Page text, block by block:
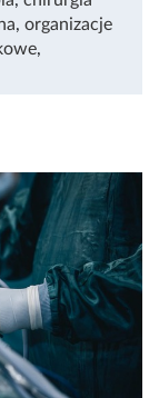
, organizacje
,